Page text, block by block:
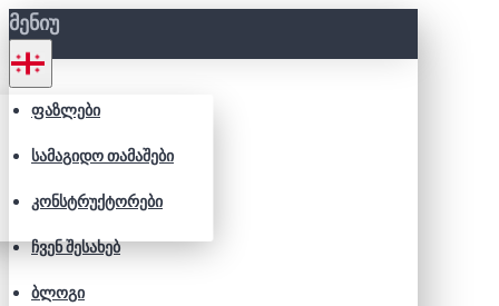
ᲛᲔᲜᲘᲣ
ᲤᲐᲖᲚᲔᲑᲘ
ᲡᲐᲛᲐᲒᲘᲓᲝ ᲗᲐᲛᲐᲨᲔᲑᲘ
ᲙᲝᲜᲡᲢᲠᲣᲥᲢᲝᲠᲔᲑᲘ
ᲩᲕᲔᲜ ᲨᲔᲡᲐᲮᲔᲑ
ᲑᲚᲝᲒᲘ